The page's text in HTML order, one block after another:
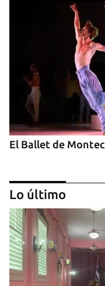
El Ballet de
Lo último